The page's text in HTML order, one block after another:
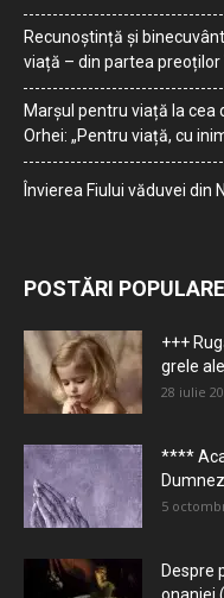
Recunoștință și
viață – din partea preoților
Marșul pentru viață la cea
Orhei: „Pentru viață, cu
Învierea Fiului văduvei din
POSTĂRI POPULARE
+++
grele
28 iulie
****
5
Despre